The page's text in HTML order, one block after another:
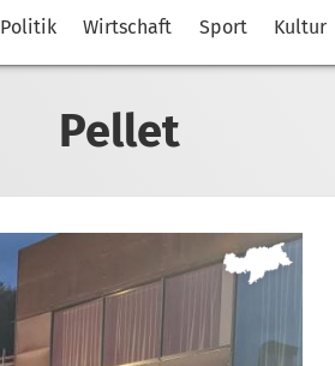
Politik Wirtschaft Sport Kultur
Pellet